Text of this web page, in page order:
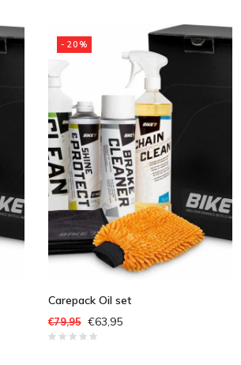
-20%
Carepack Oil set
€79,95 €63,95